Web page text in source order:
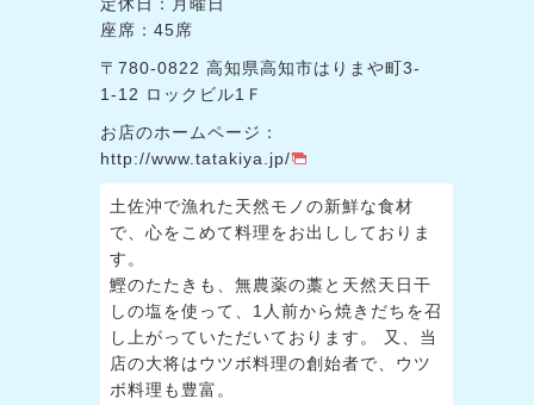
座席：45席
〒780-0822 高知県高知市はりまや町3-
1-12 ロックビル1Ｆ
お店のホームページ：
http://www.tatakiya.jp/
土佐沖で漁れた天然モノの新鮮な食材
で、心をこめて料理をお出ししておりま
す。
鰹のたたきも、無農薬の藁と天然天日干
しの塩を使って、1人前から焼きだちを召
し上がっていただいております。 又、当
店の大将はウツボ料理の創始者で、ウツ
ボ料理も豊富。